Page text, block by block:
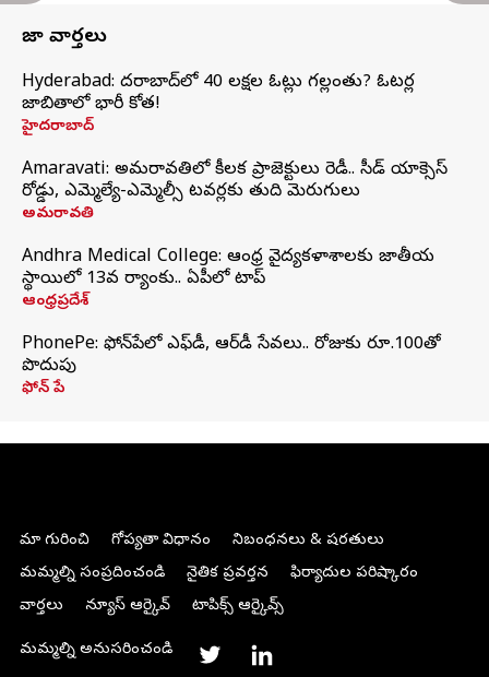
తాజా వార్తలు
Hyderabad: హైదరాబాద్‌లో 40 లక్షల ఓట్లు గల్లంతు? ఓటర్ల
జాబితాలో భారీ కోత!
హైదరాబాద్
Amaravati: అమరావతిలో కీలక ప్రాజెక్టులు రెడీ.. సీడ్‌ యాక్సెస్‌
రోడ్డు, ఎమ్మెల్యే-ఎమ్మెల్సీ టవర్లకు తుది మెరుగులు
అమరావతి
Andhra Medical College: ఆంధ్ర వైద్యకళాశాలకు జాతీయ
స్థాయిలో 13వ ర్యాంకు.. ఏపీలో టాప్
ఆంధ్రప్రదేశ్
PhonePe: ఫోన్‌పేలో ఎఫ్‌డీ, ఆర్‌డీ సేవలు.. రోజుకు రూ.100తో
పొదుపు
ఫోన్‌ పే
మా గురించి గోప్యతా విధానం
నిబంధనలు & షరతులు
మమ్మల్ని సంప్రదించండి
నైతిక ప్రవర్తన
ఫిర్యాదుల పరిష్కారం
వార్తలు
న్యూస్ ఆర్కైవ్ టాపిక్స్ ఆర్కైవ్స్
మమ్మల్ని అనుసరించండి